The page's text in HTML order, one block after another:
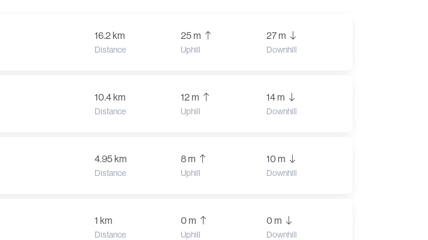
16.2 km
Distance
25 m
Uphill
27 m
Downhill
10.4 km
Distance
12 m
Uphill
14 m
Downhill
4.95 km
Distance
8 m
Uphill
10 m
Downhill
1 km
Distance
0 m
Uphill
0 m
Downhill